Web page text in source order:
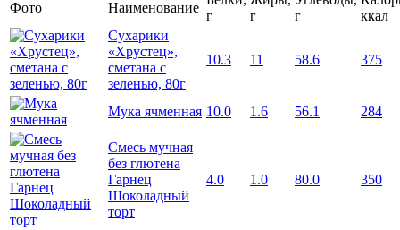
Фото Наименование
г
г
г
ккал
Сухарики
«Хрустец»,
сметана с
зеленью, 80г
10.3 11 58.6 375
Мука ячменная 10.0 1.6 56.1 284
Смесь мучная
без глютена
Гарнец
Шоколадный
торт
4.0 1.0 80.0 350